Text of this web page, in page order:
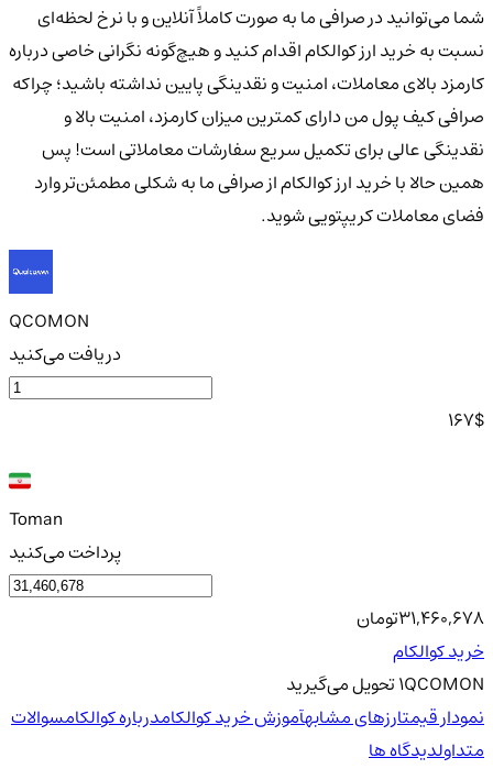
شما می‌توانید در صرافی ما به صورت کاملاً آنلاین و با نرخ لحظه‌ای
نسبت به خرید ارز کوالکام اقدام کنید و هیچ‌گونه نگرانی خاصی درباره
کارمزد بالای معاملات، امنیت و نقدینگی پایین نداشته باشید؛ چراکه
صرافی کیف پول من دارای کمترین میزان کارمزد، امنیت بالا و
نقدینگی عالی برای تکمیل سریع سفارشات معاملاتی است! پس
همین حالا با خرید ارز کوالکام از صرافی ما به شکلی مطمئن‌تر وارد
فضای معاملات کریپتویی شوید.
QCOMON
دریافت می‌کنید
167$
Toman
پرداخت می‌کنید
31,460,678تومان
خرید کوالکام
1QCOMONتحویلمی‌گیرید
نمودار قیمتارزهای مشابهآموزش خرید کوالکامدرباره کوالکامسوالات
متداولدیدگاه ها